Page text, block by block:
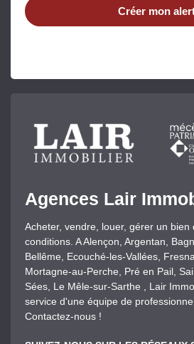
Créer mon
Agences Lair
Acheter, vendre, louer, gérer un bien
conditions. A Alençon, Argentan,
Bellême, Ecouché-les-Vallées,
Mortagne-au-Perche, Pré en Pail,
Sées, Le Mêle-sur-Sarthe , Lair
service d'une équipe de
Contactez-nous !